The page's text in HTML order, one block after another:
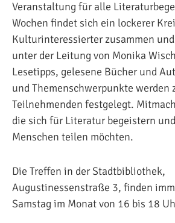
Veranstaltung für alle
Wochen findet sich ein lockerer
Kulturinteressierter zusammen
unter der Leitung von Monika
Lesetipps, gelesene Bücher und
und Themenschwerpunkte werden
Teilnehmenden festgelegt.
die sich für Literatur begeistern
Menschen teilen möchten.
Die Treffen in der Stadtbibliothek,
Augustinessenstraße 3, finden
Samstag im Monat von 16 bis 18